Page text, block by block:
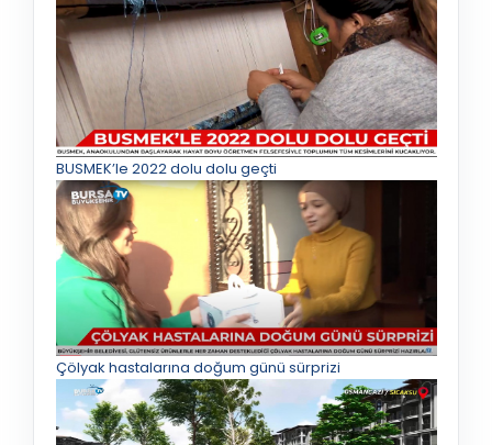
BUSMEK’le 2022 dolu dolu geçti
Çölyak hastalarına doğum günü sürprizi